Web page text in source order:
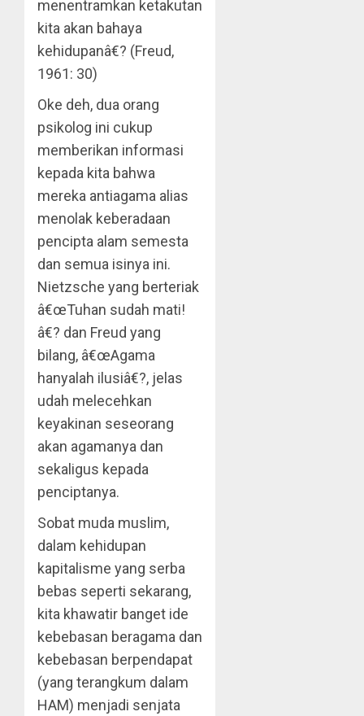
menentramkan ketakutan
kita akan bahaya
kehidupanâ€? (Freud,
1961: 30)
Oke deh, dua orang
psikolog ini cukup
memberikan informasi
kepada kita bahwa
mereka antiagama alias
menolak keberadaan
pencipta alam semesta
dan semua isinya ini.
Nietzsche yang berteriak
â€œTuhan sudah mati!
â€? dan Freud yang
bilang, â€œAgama
hanyalah ilusiâ€?, jelas
udah melecehkan
keyakinan seseorang
akan agamanya dan
sekaligus kepada
penciptanya.
Sobat muda muslim,
dalam kehidupan
kapitalisme yang serba
bebas seperti sekarang,
kita khawatir banget ide
kebebasan beragama dan
kebebasan berpendapat
(yang terangkum dalam
HAM) menjadi senjata